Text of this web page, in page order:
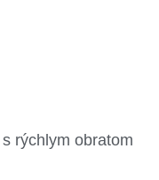
rýchlym obratom